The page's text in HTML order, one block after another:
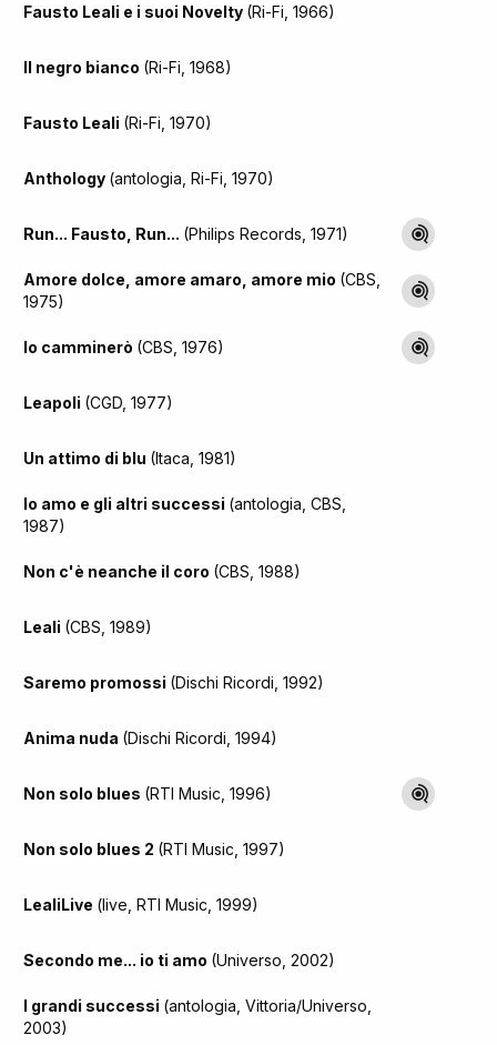
Fausto Leali e i suoi Novelty (Ri-Fi, 1966)
Il negro bianco (Ri-Fi, 1968)
Fausto Leali (Ri-Fi, 1970)
Anthology (antologia, Ri-Fi, 1970)
Run... Fausto, Run... (Philips Records, 1971)
Amore dolce, amore amaro, amore mio (CBS,
1975)
Io camminerò (CBS, 1976)
Leapoli (CGD, 1977)
Un attimo di blu (Itaca, 1981)
Io amo e gli altri successi (antologia, CBS,
1987)
Non c'è neanche il coro (CBS, 1988)
Leali (CBS, 1989)
Saremo promossi (Dischi Ricordi, 1992)
Anima nuda (Dischi Ricordi, 1994)
Non solo blues (RTI Music, 1996)
Non solo blues 2 (RTI Music, 1997)
LealiLive (live, RTI Music, 1999)
Secondo me... io ti amo (Universo, 2002)
I grandi successi (antologia, Vittoria/Universo,
2003)